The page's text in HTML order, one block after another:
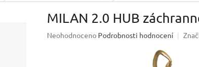
MILAN 2.0 HUB
Průměrné
Neohodnoceno Podrobnosti hodnocení